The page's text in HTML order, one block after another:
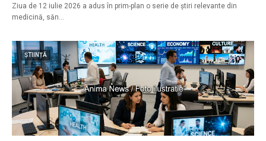
Ziua de 12 iulie 2026 a adus în prim-plan o serie de știri relevante din
medicină, săn…
ȘTIINȚĂ